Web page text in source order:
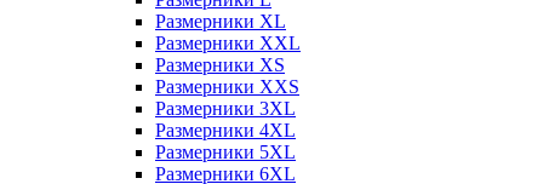
Размерники XL
Размерники XXL
Размерники XS
Размерники XXS
Размерники 3XL
Размерники 4XL
Размерники 5XL
Размерники 6XL